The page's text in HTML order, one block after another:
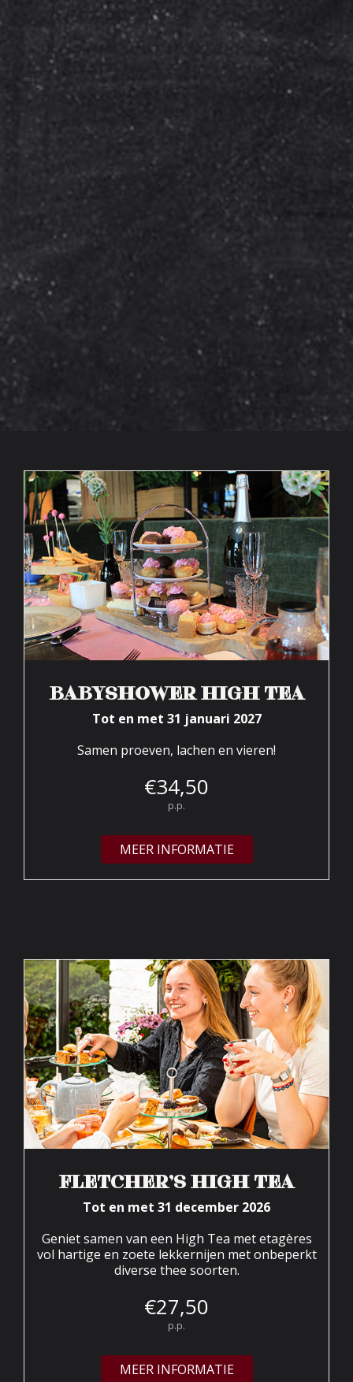
BABYSHOWER HIGH TEA
Tot en met 31 januari 2027
Samen proeven, lachen en vieren!
€34,50
p.p.
MEER INFORMATIE
FLETCHER’S HIGH TEA
Tot en met 31 december 2026
Geniet samen van een High Tea met etagères
vol hartige en zoete lekkernijen met onbeperkt
diverse thee soorten.
€27,50
p.p.
MEER INFORMATIE